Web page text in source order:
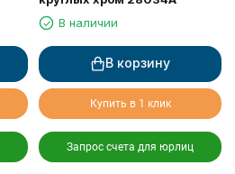
В наличии
В корзину
Купить в 1 клик
Запрос счета для юрлиц